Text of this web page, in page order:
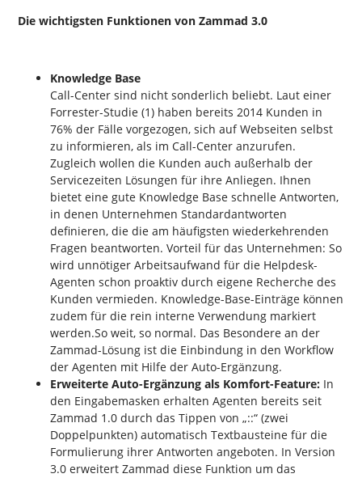
Die wichtigsten Funktionen von Zammad 3.0
Knowledge Base
Call-Center sind nicht sonderlich beliebt. Laut einer
Forrester-Studie (1) haben bereits 2014 Kunden in
76% der Fälle vorgezogen, sich auf Webseiten selbst
zu informieren, als im Call-Center anzurufen.
Zugleich wollen die Kunden auch außerhalb der
Servicezeiten Lösungen für ihre Anliegen. Ihnen
bietet eine gute Knowledge Base schnelle Antworten,
in denen Unternehmen Standardantworten
definieren, die die am häufigsten wiederkehrenden
Fragen beantworten. Vorteil für das Unternehmen: So
wird unnötiger Arbeitsaufwand für die Helpdesk-
Agenten schon proaktiv durch eigene Recherche des
Kunden vermieden. Knowledge-Base-Einträge können
zudem für die rein interne Verwendung markiert
werden.So weit, so normal. Das Besondere an der
Zammad-Lösung ist die Einbindung in den Workflow
der Agenten mit Hilfe der Auto-Ergänzung.
Erweiterte Auto-Ergänzung als Komfort-Feature: In
den Eingabemasken erhalten Agenten bereits seit
Zammad 1.0 durch das Tippen von „::“ (zwei
Doppelpunkten) automatisch Textbausteine für die
Formulierung ihrer Antworten angeboten. In Version
3.0 erweitert Zammad diese Funktion um das